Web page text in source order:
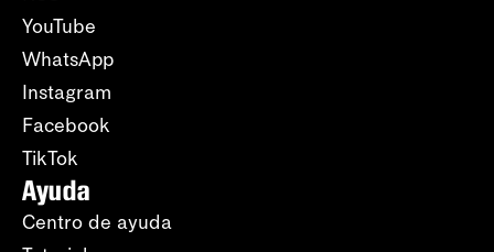
YouTube
WhatsApp
Instagram
Facebook
TikTok
Ayuda
Centro de ayuda